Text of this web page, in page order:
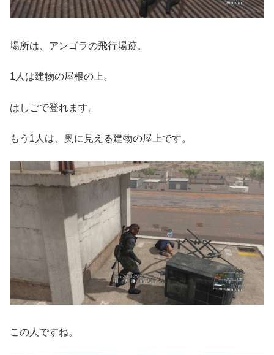
場所は、アンゴラの飛行場跡。
1人は建物の屋根の上。
はしごで登れます。
もう1人は、奥に見える建物の屋上です。
この人ですね。